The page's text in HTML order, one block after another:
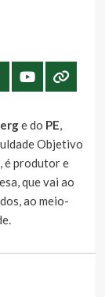
e do PE,
Objetivo
é produtor e
que vai ao
ao meio-